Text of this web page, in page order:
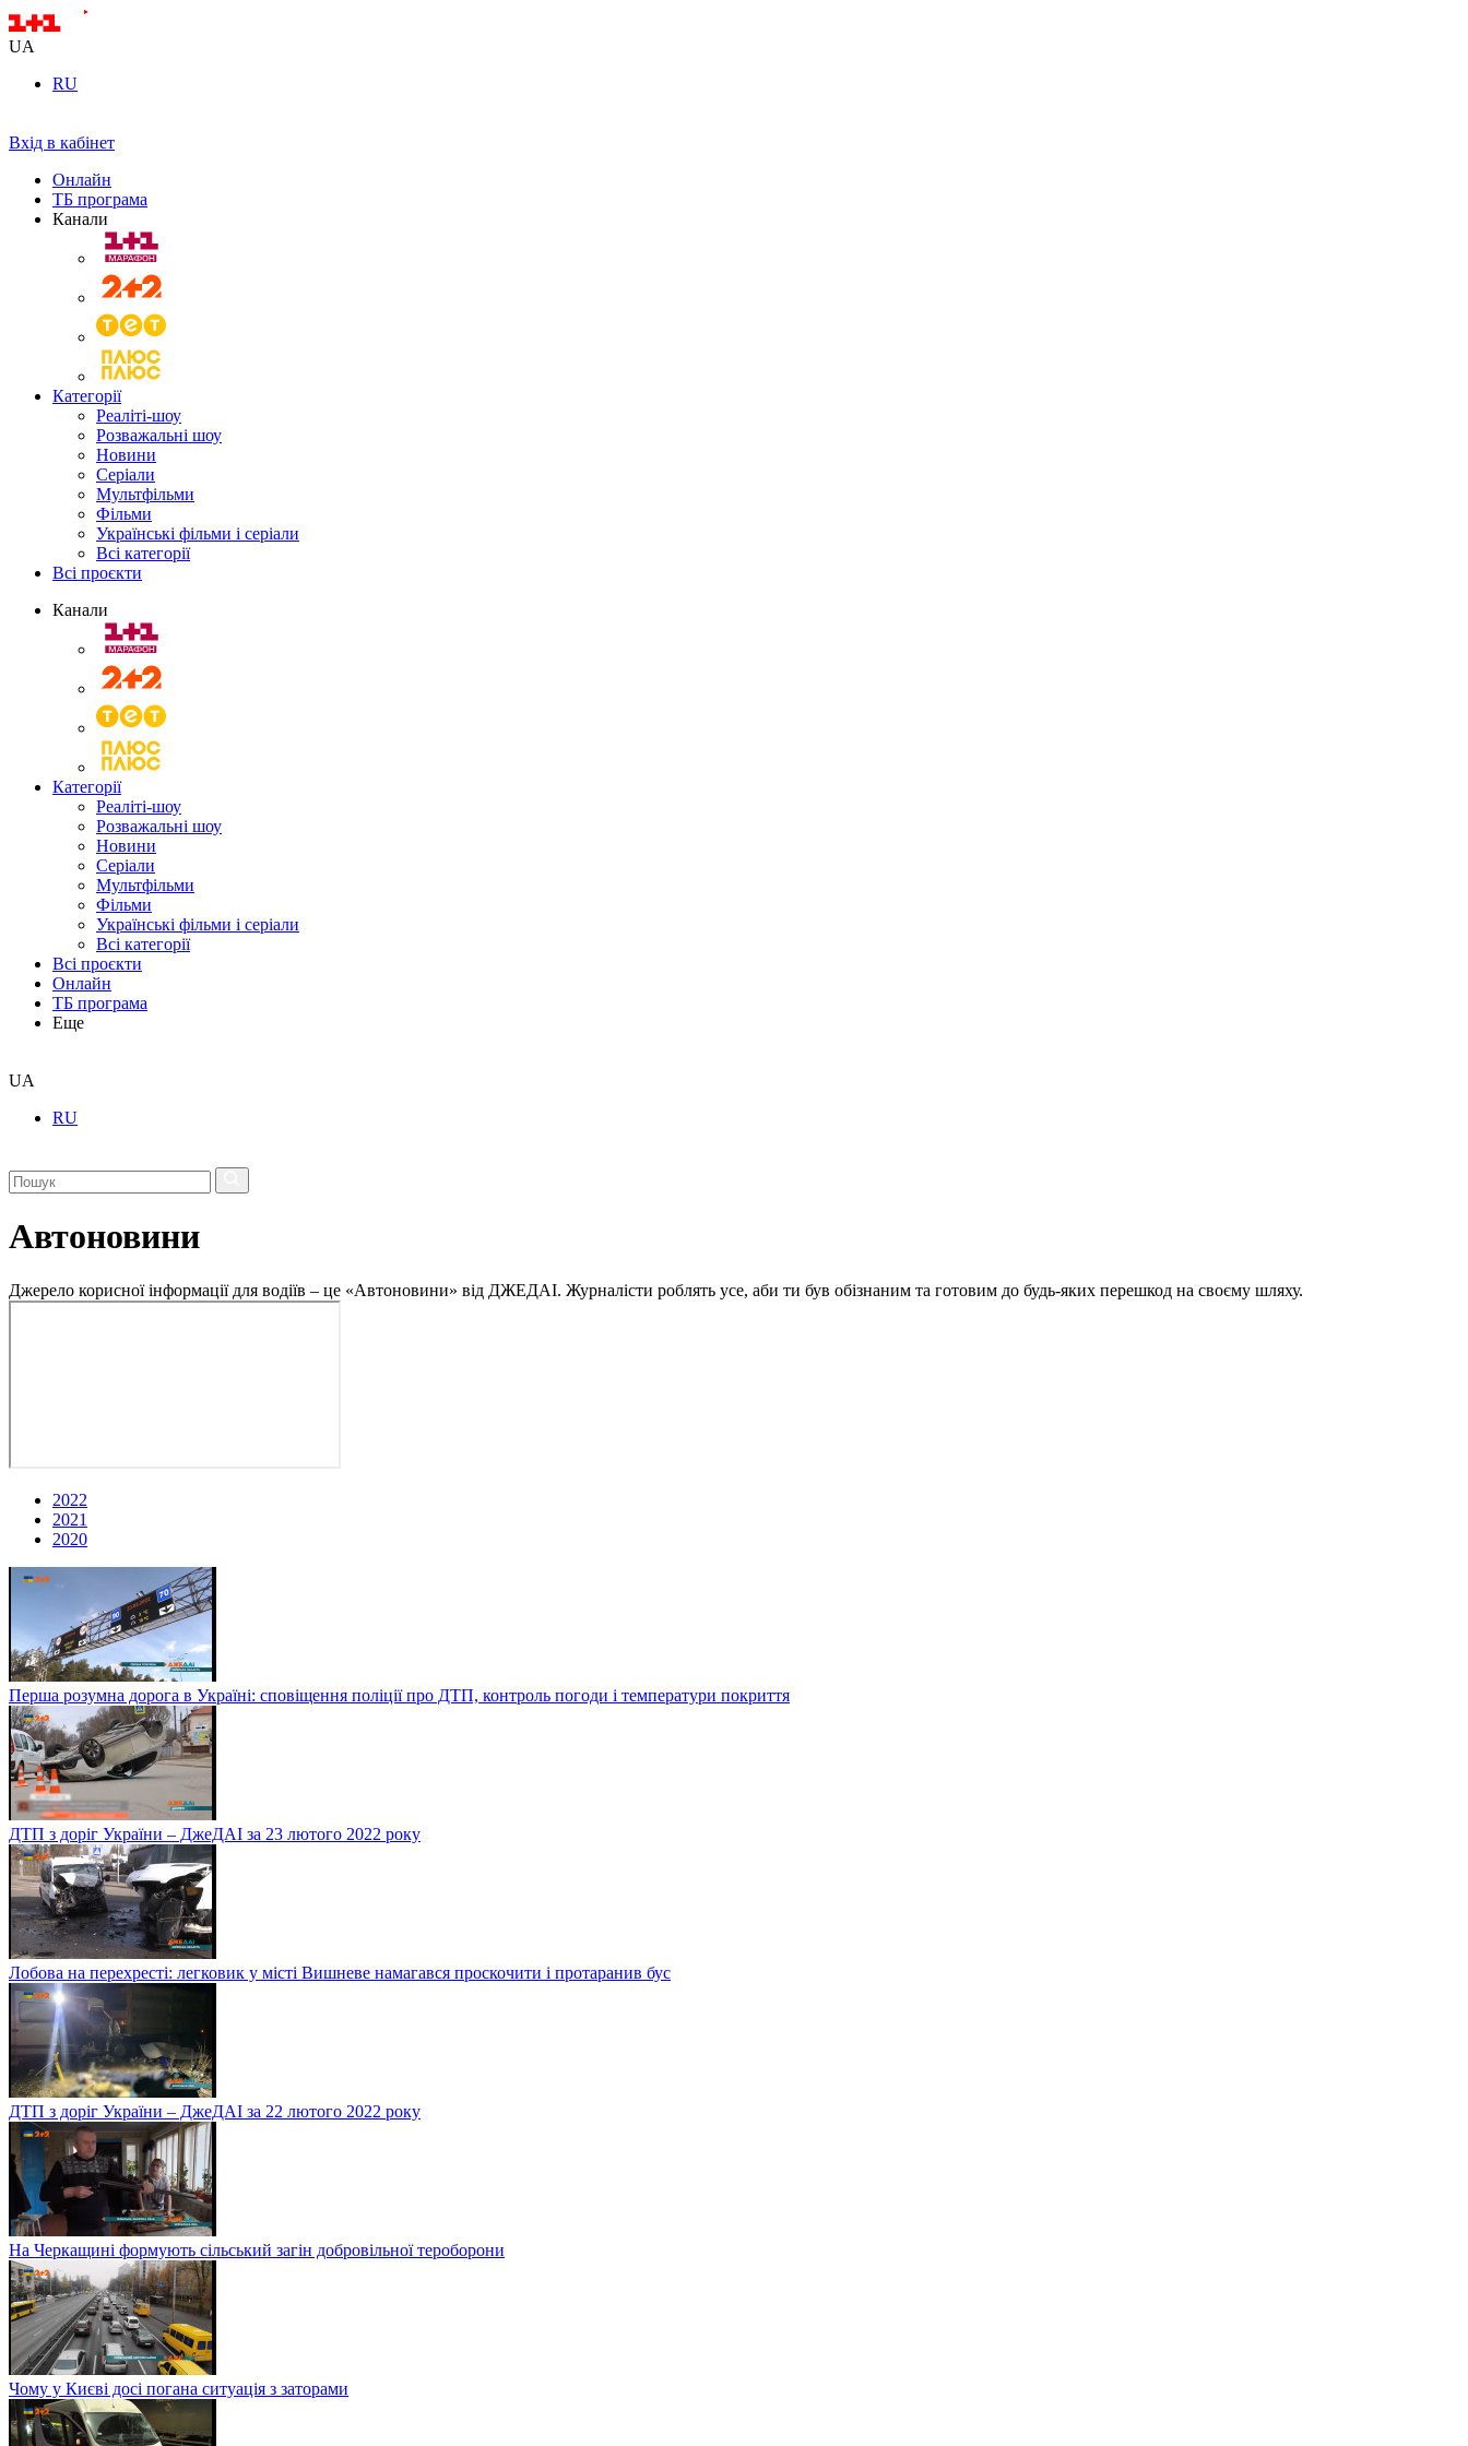
UA
RU
Вхід в кабінет
Онлайн
ТБ програма
Канали
Категорії
Реаліті-шоу
Розважальні шоу
Новини
Серіали
Мультфільми
Фільми
Українські фільми і серіали
Всі категорії
Всі проєкти
Канали
Категорії
Реаліті-шоу
Розважальні шоу
Новини
Серіали
Мультфільми
Фільми
Українські фільми і серіали
Всі категорії
Всі проєкти
Онлайн
ТБ програма
Еще
UA
RU
Автоновини
Джерело корисної інформації для водіїв – це «Автоновини» від ДЖЕДАІ. Журналісти роблять усе, аби ти був обізнаним та готовим до будь-яких перешкод на своєму шляху.
2022
2021
2020
Перша розумна дорога в Україні: сповіщення поліції про ДТП, контроль погоди і температури покриття
ДТП з доріг України – ДжеДАІ за 23 лютого 2022 року
Лобова на перехресті: легковик у місті Вишневе намагався проскочити і протаранив бус
ДТП з доріг України – ДжеДАІ за 22 лютого 2022 року
На Черкащині формують сільський загін добровільної тероборони
Чому у Києві досі погана ситуація з заторами